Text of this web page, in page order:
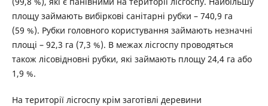
площу займають вибіркові санітарні рубки – 740,9 га
(59 %). Рубки головного користування займають незначні
площі – 92,3 га (7,3 %). В межах лісгоспу проводяться
також лісовідновні рубки, які займають площу 24,4 га або
1,9 %.
На території лісгоспу крім заготівлі деревини